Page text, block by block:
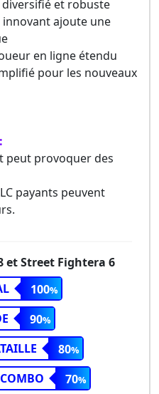
et robuste
innovant ajoute une
en ligne étendu
pour les nouveaux
peut provoquer des
payants peuvent
et Street Fightera 6
100
90
80
COMBO
70